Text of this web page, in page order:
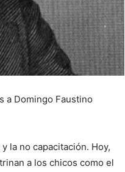
a Domingo Faustino
la no capacitación. Hoy,
a los chicos como el